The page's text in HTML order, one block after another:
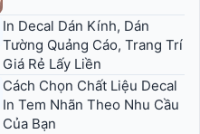
In Decal Dán Kính, Dán
Tường Quảng Cáo, Trang Trí
Giá Rẻ Lấy Liền
Cách Chọn Chất Liệu Decal
In Tem Nhãn Theo Nhu Cầu
Của Bạn